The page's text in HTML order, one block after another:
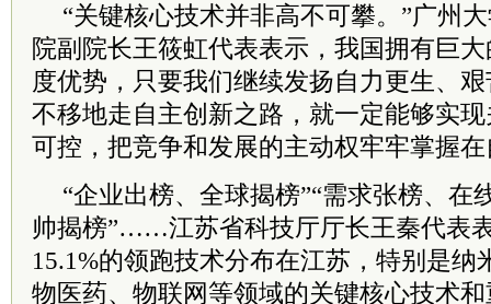
“关键核心技术并非高不可攀。”广州
院副 院长王筱虹代表表示，我国拥有巨
度优势，只要我们继续发扬自力更生、
不移地走自主创新之路，就一定能够实
可控，把竞争和发展的主动权牢牢掌握
“企业出榜、全球揭榜”“需求张榜、在
帅揭榜”……江苏省科技厅厅长王秦代表
15.1%的领跑技术分布在江苏，特别是纳
物医药、物联网等领域的关键核心技术